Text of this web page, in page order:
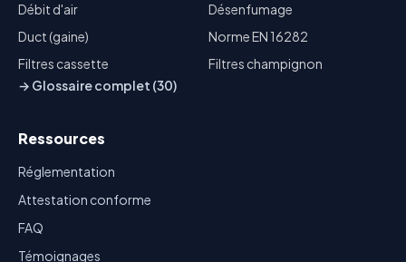
Débit d'air
Désenfumage
Duct (gaine)
Norme EN 16282
Filtres cassette
Filtres champignon
→ Glossaire complet (30)
Ressources
Réglementation
Attestation conforme
FAQ
Témoignages